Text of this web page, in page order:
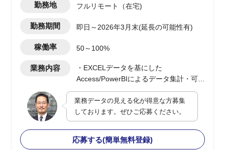
勤務地 フルリモート（在宅)
勤務期間 即日～2026年3月末(延長の可能性有)
稼働率 50～100%
業務内容
・EXCELデータを基にした
Access/PowerBIによるデータ集計・可視
化のダッシュボード作成
・最適なDB構成の検討及び提案型での
業務改善支援
・顧客PJの決裁/発注/契約などの各種手
続き支援
・現行業務理解者と連携したスムーズな
業務データの見える化が得意な方募集
しております。ぜひご応募ください。
応募する(簡単無料登録)